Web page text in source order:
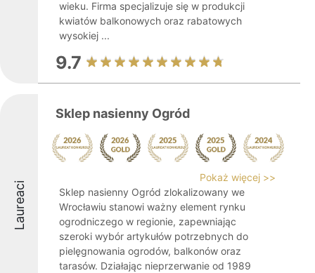
wieku. Firma specjalizuje się w produkcji
kwiatów balkonowych oraz rabatowych
wysokiej ...
9.7
Laureaci
Sklep nasienny Ogród
Pokaż więcej >>
Sklep nasienny Ogród zlokalizowany we
Wrocławiu stanowi ważny element rynku
ogrodniczego w regionie, zapewniając
szeroki wybór artykułów potrzebnych do
pielęgnowania ogrodów, balkonów oraz
tarasów. Działając nieprzerwanie od 1989